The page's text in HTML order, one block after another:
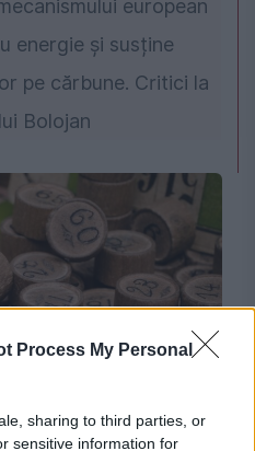
Process My Personal
sharing to third parties, or
sensitive information for
european
energie și susține
pe cărbune. Critici la
Bolojan
de loterie de un